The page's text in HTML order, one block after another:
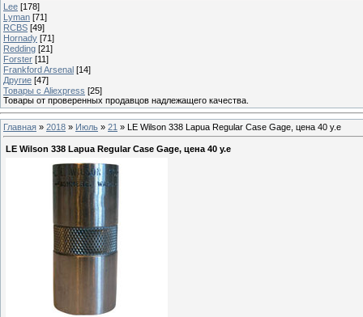
Lee [178]
Lyman [71]
RCBS [49]
Hornady [71]
Redding [21]
Forster [11]
Frankford Arsenal [14]
Другие [47]
Товары с Aliexpress [25]
Товары от проверенных продавцов надлежащего качества.
Главная » 2018 » Июль » 21 » LE Wilson 338 Lapua Regular Case Gage, цена 40 у.е
LE Wilson 338 Lapua Regular Case Gage, цена 40 у.е